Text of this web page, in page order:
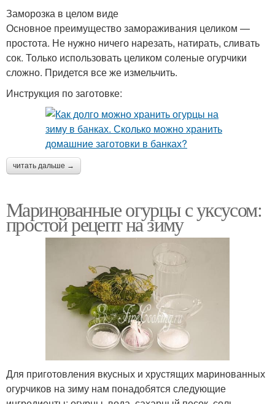
Заморозка в целом виде
Основное преимущество замораживания целиком —
простота. Не нужно ничего нарезать, натирать, сливать
сок. Только использовать целиком соленые огурчики
сложно. Придется все же измельчить.
Инструкция по заготовке:
читать дальше →
Маринованные огурцы с уксусом:
простой рецепт на зиму
Для приготовления вкусных и хрустящих маринованных
огурчиков на зиму нам понадобятся следующие